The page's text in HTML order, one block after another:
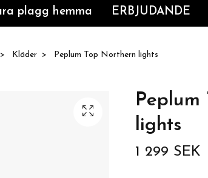
plagg hemma
ERBJUDANDE
Kläder Peplum Top Northern lights
Peplum
lights
1 299 SEK